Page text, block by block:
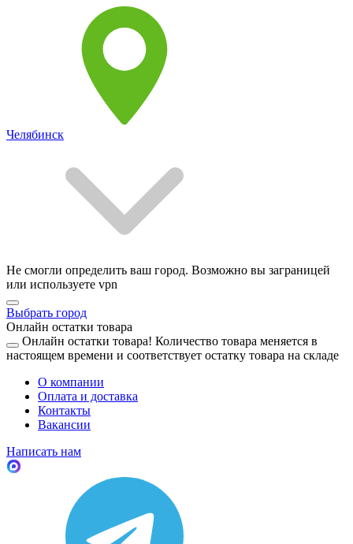
Челябинск
Не смогли определить ваш город. Возможно вы заграницей
или используете vpn
Выбрать город
Онлайн остатки товара
Онлайн остатки товара! Количество товара меняется в
настоящем времени и соответствует остатку товара на складе
О компании
Оплата и доставка
Контакты
Вакансии
Написать нам